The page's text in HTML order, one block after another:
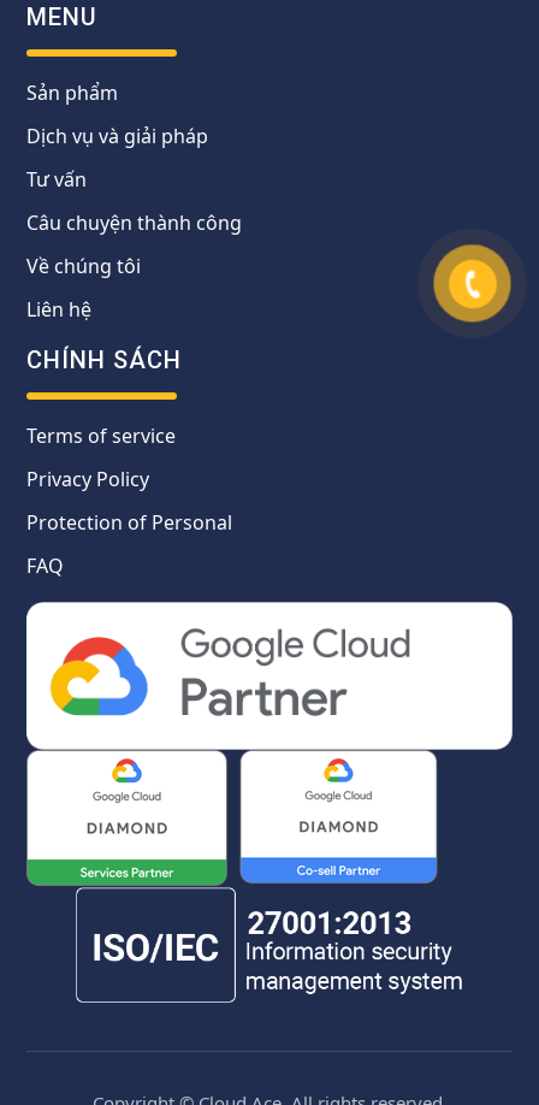
MENU
Sản phẩm
Dịch vụ và giải pháp
Tư vấn
Câu chuyện thành công
Về chúng tôi
Liên hệ
CHÍNH SÁCH
Terms of service
Privacy Policy
Protection of Personal
FAQ